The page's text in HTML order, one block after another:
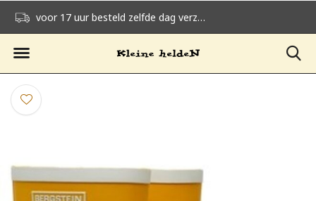
voor 17 uur besteld zelfde dag verzonden